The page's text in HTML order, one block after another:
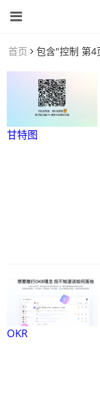
首页 包含"控制 第4
甘特图
OKR